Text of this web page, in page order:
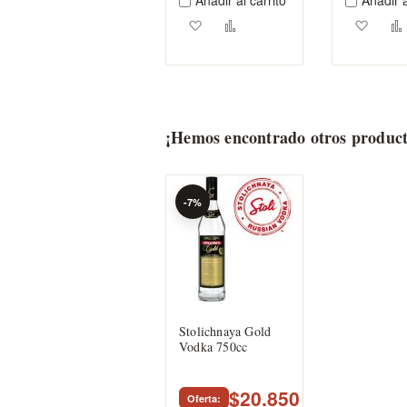
Agregar a los favoritos
Añadir para comparar
¡Hemos encontrado otros
Stolichnaya Gold
Vodka 750cc
Oferta $20.850
-7%